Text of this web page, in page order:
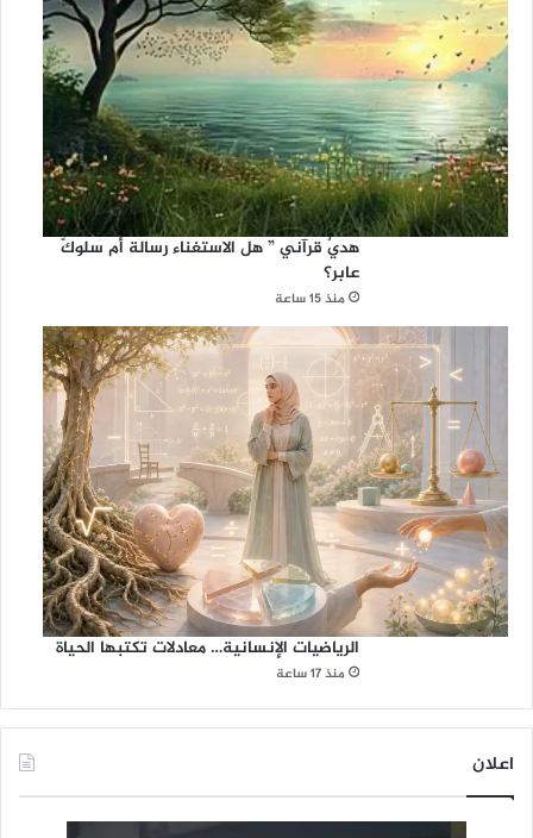
هديٌ قرآني ” هل الاستغناء رسالة أم سلوكً
عابر؟
منذ 15 ساعة
الرياضيات الإنسانية… معادلات تكتبها الحياة
منذ 17 ساعة
اعلان